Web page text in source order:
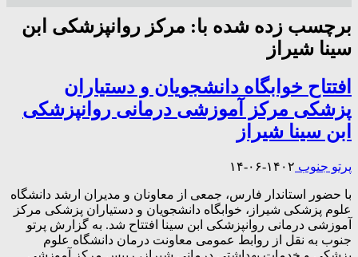
برچسب زده شده با: مرکز روانپزشکی ابن
سینا شیراز
افتتاح خوابگاه دانشجویان و دستیاران
پزشکی مرکز آموزشی درمانی روانپزشکی
ابن سینا شیراز
پرتو جنوب ۱۴۰۲-۰۶-۱۴
با حضور استاندار فارس، جمعی از معاونان و مدیران ارشد دانشگاه
علوم پزشکی شیراز، خوابگاه دانشجویان و دستیاران پزشکی مرکز
آموزشی درمانی روانپزشکی ابن سینا افتتاح شد. به گزارش پرتو
جنوب به نقل از روابط عمومی معاونت درمان دانشگاه علوم